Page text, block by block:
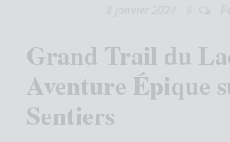
Grand Trail du
Aventure Épique
Sentiers